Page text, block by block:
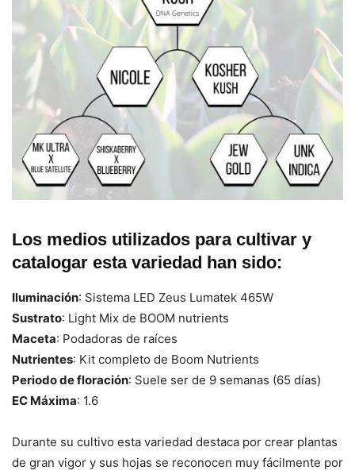
Los medios utilizados para cultivar y
catalogar esta variedad han sido:
Iluminación: Sistema LED Zeus Lumatek 465W
Sustrato: Light Mix de BOOM nutrients
Maceta: Podadoras de raíces
Nutrientes: Kit completo de Boom Nutrients
Periodo de floración: Suele ser de 9 semanas (65 días)
EC Máxima: 1.6
Durante su cultivo esta variedad destaca por crear plantas
de gran vigor y sus hojas se reconocen muy fácilmente por